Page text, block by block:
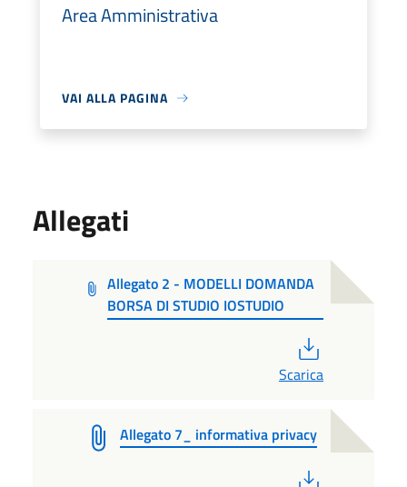
Area Amministrativa
VAI ALLA PAGINA
Allegati
Allegato 2 - MODELLI DOMANDA
BORSA DI STUDIO IOSTUDIO
Scarica
Allegato 7_ informativa privacy